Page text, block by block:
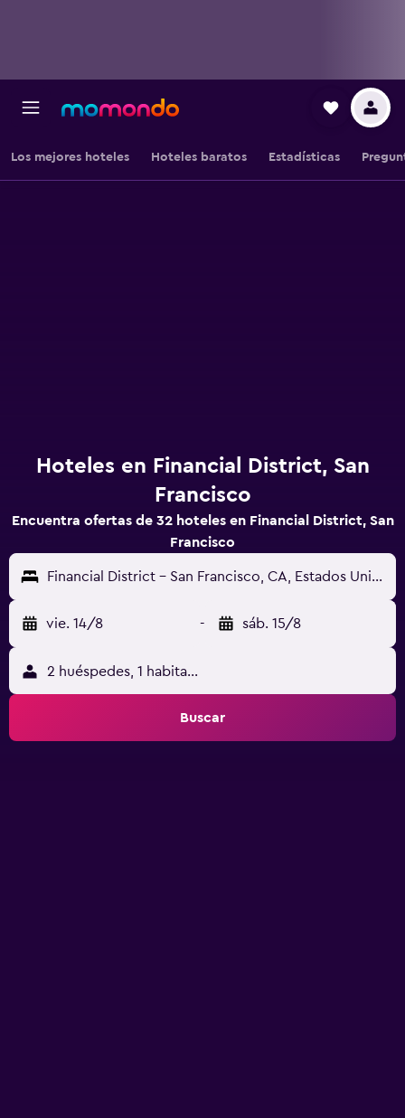
Los mejores hoteles Hoteles baratos Estadísticas
Hoteles en Financial District, San
Francisco
Encuentra ofertas de 32 hoteles en Financial District, San
Francisco
Financial District - San Francisco, CA, Estados Unidos
vie. 14/8 - sáb. 15/8
2 huéspedes, 1 habitación
Buscar